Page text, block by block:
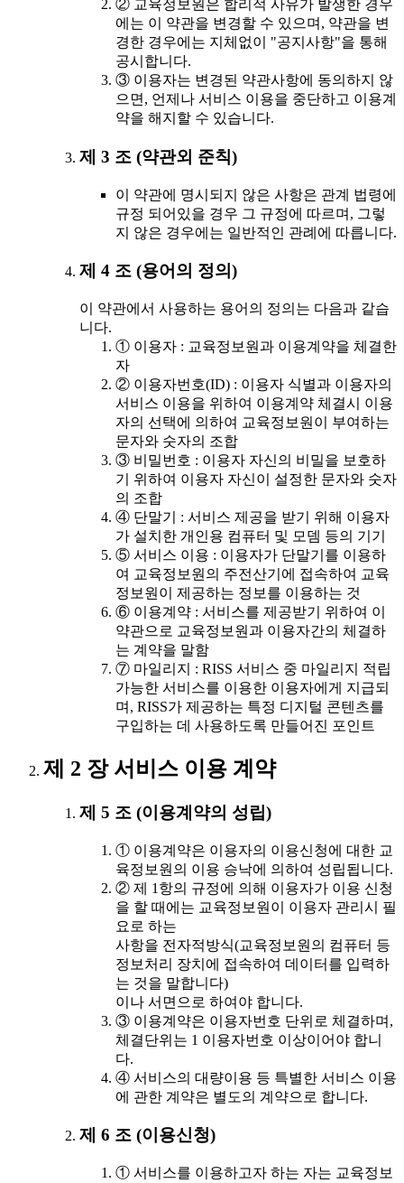
② 교육정보원은 합리적 사유가 발생한 경우
에는 이 약관을 변경할 수 있으며, 약관을 변
경한 경우에는 지체없이 "공지사항"을 통해
공시합니다.
③ 이용자는 변경된 약관사항에 동의하지 않
으면, 언제나 서비스 이용을 중단하고 이용계
약을 해지할 수 있습니다.
제 3 조 (약관외 준칙)
이 약관에 명시되지 않은 사항은 관계 법령에
규정 되어있을 경우 그 규정에 따르며, 그렇
지 않은 경우에는 일반적인 관례에 따릅니다.
제 4 조 (용어의 정의)
이 약관에서 사용하는 용어의 정의는 다음과 같습
니다.
① 이용자 : 교육정보원과 이용계약을 체결한
자
② 이용자번호(ID) : 이용자 식별과 이용자의
서비스 이용을 위하여 이용계약 체결시 이용
자의 선택에 의하여 교육정보원이 부여하는
문자와 숫자의 조합
③ 비밀번호 : 이용자 자신의 비밀을 보호하
기 위하여 이용자 자신이 설정한 문자와 숫자
의 조합
④ 단말기 : 서비스 제공을 받기 위해 이용자
가 설치한 개인용 컴퓨터 및 모뎀 등의 기기
⑤ 서비스 이용 : 이용자가 단말기를 이용하
여 교육정보원의 주전산기에 접속하여 교육
정보원이 제공하는 정보를 이용하는 것
⑥ 이용계약 : 서비스를 제공받기 위하여 이
약관으로 교육정보원과 이용자간의 체결하
는 계약을 말함
⑦ 마일리지 : RISS 서비스 중 마일리지 적립
가능한 서비스를 이용한 이용자에게 지급되
며, RISS가 제공하는 특정 디지털 콘텐츠를
구입하는 데 사용하도록 만들어진 포인트
제 2 장 서비스 이용 계약
제 5 조 (이용계약의 성립)
① 이용계약은 이용자의 이용신청에 대한 교
육정보원의 이용 승낙에 의하여 성립됩니다.
② 제 1항의 규정에 의해 이용자가 이용 신청
을 할 때에는 교육정보원이 이용자 관리시 필
요로 하는
사항을 전자적방식(교육정보원의 컴퓨터 등
정보처리 장치에 접속하여 데이터를 입력하
는 것을 말합니다)
이나 서면으로 하여야 합니다.
③ 이용계약은 이용자번호 단위로 체결하며,
체결단위는 1 이용자번호 이상이어야 합니
다.
④ 서비스의 대량이용 등 특별한 서비스 이용
에 관한 계약은 별도의 계약으로 합니다.
제 6 조 (이용신청)
① 서비스를 이용하고자 하는 자는 교육정보